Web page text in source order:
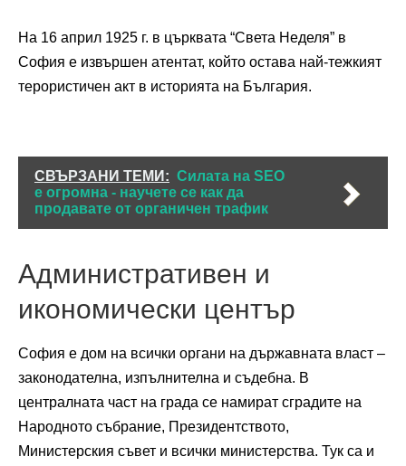
На 16 април 1925 г. в църквата “Света Неделя” в
София е извършен атентат, който остава най-тежкият
терористичен акт в историята на България.
СВЪРЗАНИ ТЕМИ: Силата на SEO
е огромна - научете се как да
продавате от органичен трафик
Административен и
икономически център
София е дом на всички органи на държавната власт –
законодателна, изпълнителна и съдебна. В
централната част на града се намират сградите на
Народното събрание, Президентството,
Министерския съвет и всички министерства. Тук са и